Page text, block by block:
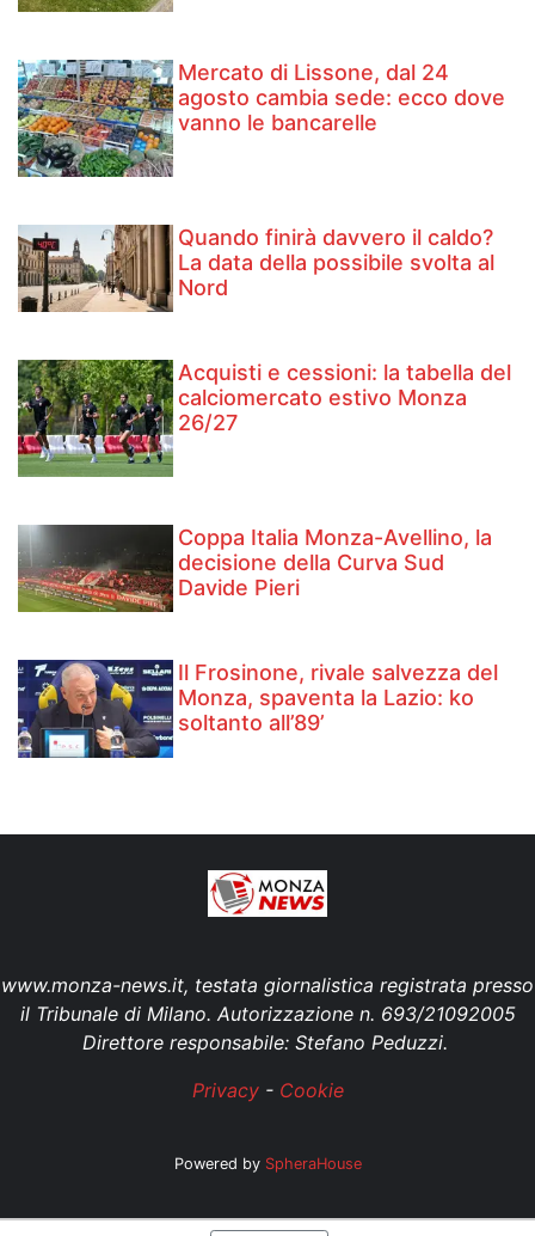
Mercato di Lissone, dal 24
agosto cambia sede: ecco dove
vanno le bancarelle
Quando finirà davvero il caldo?
La data della possibile svolta al
Nord
Acquisti e cessioni: la tabella del
calciomercato estivo Monza
26/27
Coppa Italia Monza-Avellino, la
decisione della Curva Sud
Davide Pieri
Il Frosinone, rivale salvezza del
Monza, spaventa la Lazio: ko
soltanto all’89’
www.monza-news.it, testata giornalistica registrata presso
il Tribunale di Milano. Autorizzazione n. 693/21092005
Direttore responsabile: Stefano Peduzzi.
Privacy- Cookie
Powered by SpheraHouse